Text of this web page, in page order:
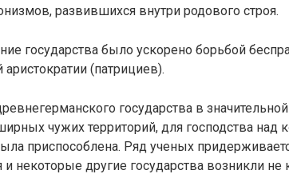
развившихся внутри родового строя.
государства было ускорено борьбой
(патрициев).
государства в
чужих территорий, для господства над
приспособлена. Ряд ученых
и некоторые другие государства возникли